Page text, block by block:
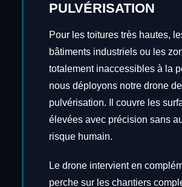
PULVÉRISATION
Pour les toitures très hautes,
bâtiments industriels ou les
totalement inaccessibles à la
nous déployons notre drone de
pulvérisation. Il couvre les
élevées avec précision sans
risque humain.
Le drone intervient en
perche sur les chantiers